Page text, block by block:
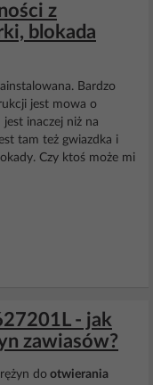
z
blokada
Bardzo
jest mowa o
inaczej niż na
tam też gwiazdka i
Czy ktoś może mi
- jak
zawiasów?
do otwierania